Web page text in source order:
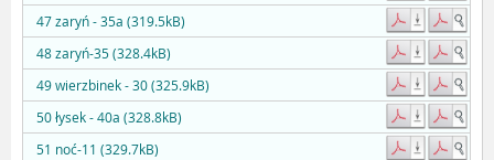
47 zaryń - 35a (319.5kB)
48 zaryń-35 (328.4kB)
49 wierzbinek - 30 (325.9kB)
50 łysek - 40a (328.8kB)
51 noć-11 (329.7kB)